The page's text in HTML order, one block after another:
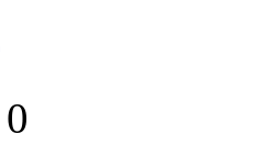
0